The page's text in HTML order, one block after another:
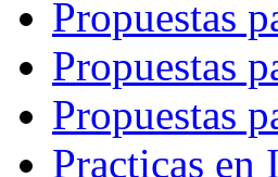
Propuestas
Propuestas
Propuestas
Practicas en